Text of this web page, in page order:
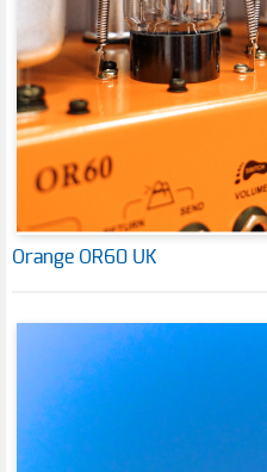
Orange OR60 UK